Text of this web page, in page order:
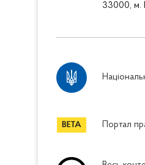
33000, м.
Портал